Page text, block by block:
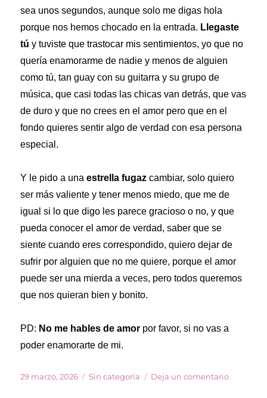
sea unos segundos, aunque solo me digas hola
porque nos hemos chocado en la entrada. Llegaste
tú y tuviste que trastocar mis sentimientos, yo que no
quería enamorarme de nadie y menos de alguien
como tú, tan guay con su guitarra y su grupo de
música, que casi todas las chicas van detrás, que vas
de duro y que no crees en el amor pero que en el
fondo quieres sentir algo de verdad con esa persona
especial.
Y le pido a unaestrella fugaz cambiar, solo quiero
ser más valiente y tener menos miedo, que me de
igual si lo que digo les parece gracioso o no, y que
pueda conocer el amor de verdad, saber que se
siente cuando eres correspondido, quiero dejar de
sufrir por alguien que no me quiere, porque el amor
puede ser una mierda a veces, pero todos queremos
que nos quieran bien y bonito.
PD: No me hables de amor por favor, si no vas a
poder enamorarte de mi.
Publicado
29 marzo, 2026 Categorías
Sin categoría Deja un comentarioen